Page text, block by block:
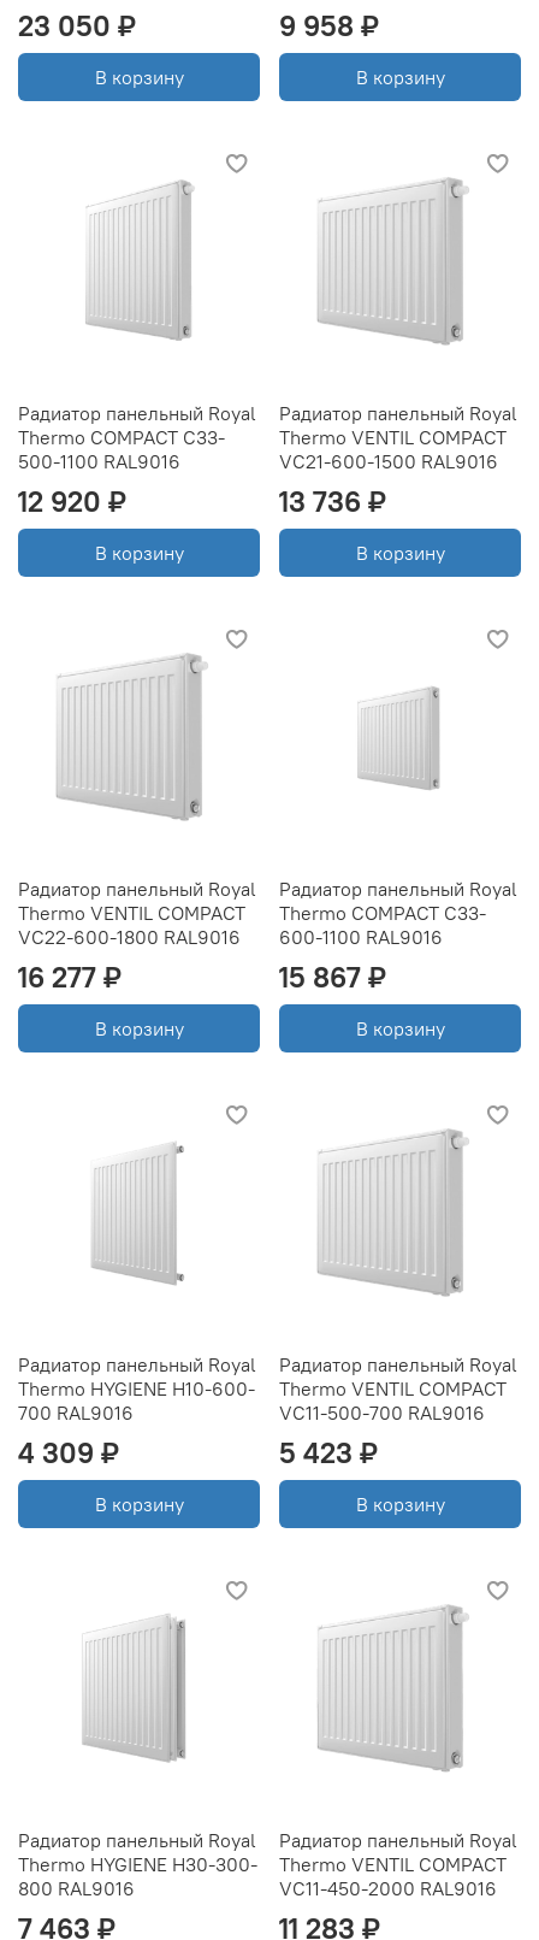
23 050 ₽
В корзину
9 958 ₽
В корзину
Радиатор панельный Royal
Thermo COMPACT C33-
500-1100 RAL9016
12 920 ₽
В корзину
Радиатор панельный Royal
Thermo VENTIL COMPACT
VC21-600-1500 RAL9016
13 736 ₽
В корзину
Радиатор панельный Royal
Thermo VENTIL COMPACT
VC22-600-1800 RAL9016
16 277 ₽
В корзину
Радиатор панельный Royal
Thermo COMPACT C33-
600-1100 RAL9016
15 867 ₽
В корзину
Радиатор панельный Royal
Thermo HYGIENE H10-600-
700 RAL9016
4 309 ₽
В корзину
Радиатор панельный Royal
Thermo VENTIL COMPACT
VC11-500-700 RAL9016
5 423 ₽
В корзину
Радиатор панельный Royal
Thermo HYGIENE H30-300-
800 RAL9016
7 463 ₽
Радиатор панельный Royal
Thermo VENTIL COMPACT
VC11-450-2000 RAL9016
11 283 ₽